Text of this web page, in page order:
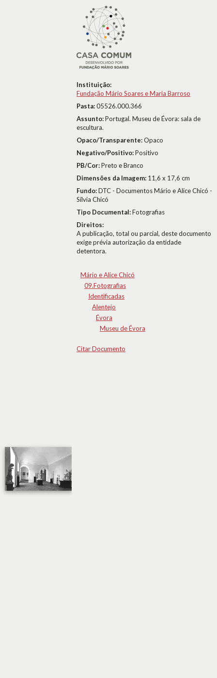
Instituição:
Fundação Mário Soares e Maria Barroso
Pasta:05526.000.366
Assunto:Portugal. Museu de Évora: sala de
escultura.
Opaco/Transparente:Opaco
Negativo/Positivo:Positivo
PB/Cor:Preto e Branco
Dimensões da Imagem: 11,6 x 17,6 cm
Fundo:DTC - Documentos Mário e Alice Chicó -
Sílvia Chicó
Tipo Documental:Fotografias
Direitos:
A publicação, total ou parcial, deste documento
exige prévia autorização da entidade
detentora.
Mário e Alice Chicó
09.Fotografias
Identificadas
Alentejo
Évora
Museu de Évora
Citar Documento